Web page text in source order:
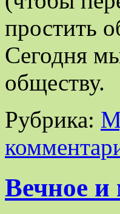
простить
Сегодня
обществу.
Рубрика:
Вечное и